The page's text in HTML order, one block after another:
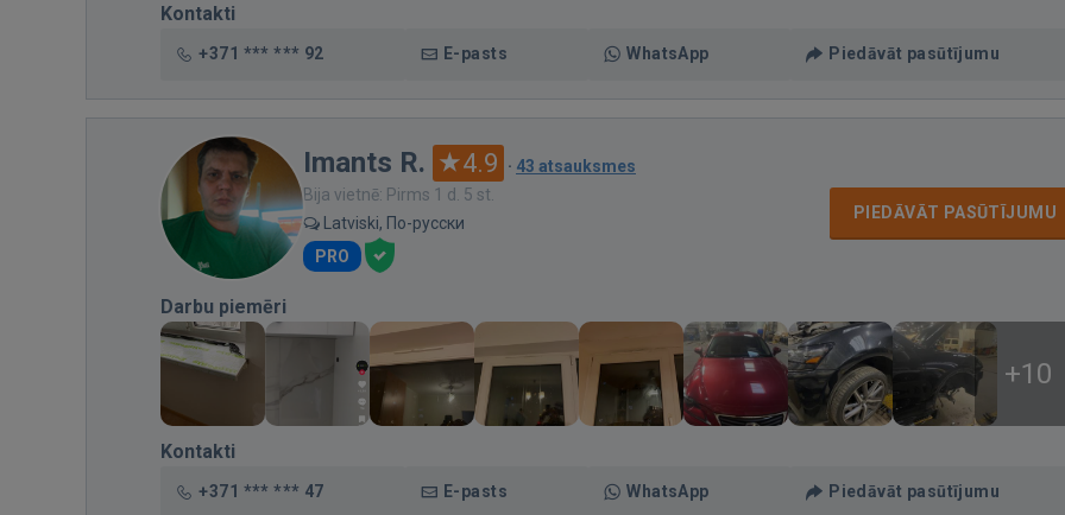
Kontakti
+371 *** *** 92 E-pasts WhatsApp Piedāvāt pasūtījumu
Imants R. 4.9 · 43 atsauksmes
Bija vietnē: Pirms 1 d. 5 st.
Latviski, По-русски
PRO
PIEDĀVĀT PASŪTĪJUMU
Darbu piemēri
+10
Kontakti
+371 *** *** 47 E-pasts WhatsApp Piedāvāt pasūtījumu